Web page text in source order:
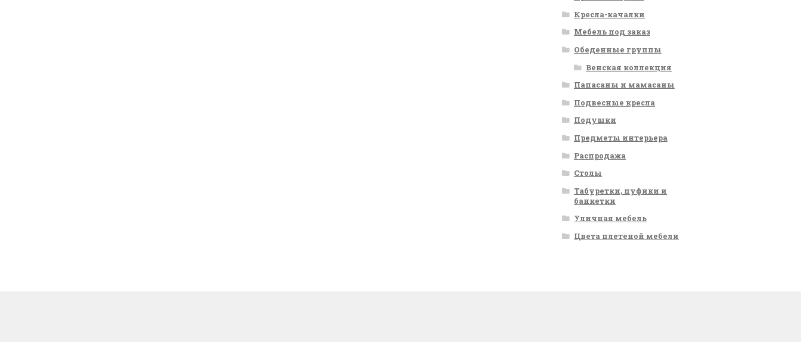
Кресла-качалки
Мебель под заказ
Обеденные группы
Венская коллекция
Папасаны и мамасаны
Подвесные кресла
Подушки
Предметы интерьера
Распродажа
Столы
Табуретки, пуфики и
банкетки
Уличная мебель
Цвета плетеной мебели